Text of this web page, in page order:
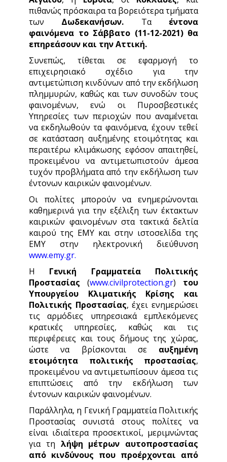
πιθανώς πρόσκαιρα τα βορειότερα τμήματα
των Δωδεκανήσων. Τα έντονα
φαινόμενα το Σάββατο (11-12-2021) θα
επηρεάσουν και την Αττική.
Συνεπώς, τίθεται σε εφαρμογή το
επιχειρησιακό σχέδιο για την
αντιμετώπιση κινδύνων από την εκδήλωση
πλημμυρών, καθώς και των συνοδών τους
φαινομένων, ενώ οι Πυροσβεστικές
Υπηρεσίες των περιοχών που αναμένεται
να εκδηλωθούν τα φαινόμενα, έχουν τεθεί
σε κατάσταση αυξημένης ετοιμότητας και
περαιτέρω κλιμάκωσης εφόσον απαιτηθεί,
προκειμένου να αντιμετωπιστούν άμεσα
τυχόν προβλήματα από την εκδήλωση των
έντονων καιρικών φαινομένων.
Οι πολίτες μπορούν να ενημερώνονται
καθημερινά για την εξέλιξη των έκτακτων
καιρικών φαινομένων στα τακτικά δελτία
καιρού της ΕΜΥ και στην ιστοσελίδα της
ΕΜΥ στην ηλεκτρονική διεύθυνση
www.emy.gr.
Η Γενική Γραμματεία Πολιτικής
Προστασίας (www.civilprotection.gr) του
Υπουργείου Κλιματικής Κρίσης και
Πολιτικής Προστασίας, έχει ενημερώσει
τις αρμόδιες υπηρεσιακά εμπλεκόμενες
κρατικές υπηρεσίες, καθώς και τις
περιφέρειες και τους δήμους της χώρας,
ώστε να βρίσκονται σε αυξημένη
ετοιμότητα πολιτικής προστασίας,
προκειμένου να αντιμετωπίσουν άμεσα τις
επιπτώσεις από την εκδήλωση των
έντονων καιρικών φαινομένων.
Παράλληλα, η Γενική Γραμματεία Πολιτικής
Προστασίας συνιστά στους πολίτες να
είναι ιδιαίτερα προσεκτικοί, μεριμνώντας
για τη λήψη μέτρων αυτοπροστασίας
από κινδύνους που προέρχονται από